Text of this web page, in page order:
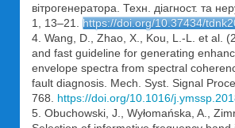
вітрогенератора. Техн. діагност. та
1, 13–21. https://doi.org/10.37434/
4. Wang, D., Zhao, X., Kou, L.-L. et al.
and fast guideline for generating
envelope spectra from spectral
fault diagnosis. Mech. Syst. Signal
768. https://doi.org/10.1016/
5. Obuchowski, J., Wyłomańska, A.,